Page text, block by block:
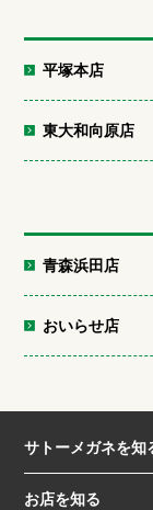
平塚本店
東大和向原店
青森浜田店
おいらせ店
サトーメガネを知
お店を知る